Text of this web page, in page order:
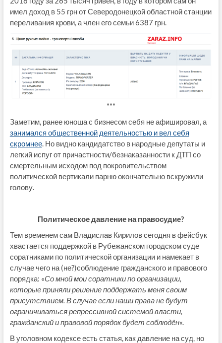
имел доход в 55 грн от Северодонецкой областной станции
переливания крови, а член его семьи 6387 грн.
***
Заметим, ранее юноша с бизнесом себя не афишировал, а
занимался общественной деятельностью и вел себя
скромнее. Но видно кандидатство в народные депутаты и
легкий испуг от причастности/безнаказанности к ДТП со
смертельным исходом под покровительством
политической вертикали парню окончательно вскружили
голову.
Политическоедавление на правосудие?
Тем временем сам Владислав Кирилов сегодня в фейсбук
хвастается поддержкой в Рубежанском городском суде
соратниками по политической организации и намекает в
случае чего на (не?)соблюдение гражданского и правового
порядка: «Со мной мои соратники по организации,
которые приняли решение поддержать меня своим
присутствием. В случае если наши права не будут
ограничиваться репрессивной системой власти,
гражданский и правовой порядок будет соблюдён«.
В уголовном кодексе есть статья, как давление на суд, но